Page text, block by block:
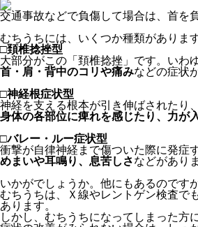
交通事故などで負傷して場合は、首を
むちうちには、いくつか種類があります
□頚椎捻挫型
大部分がこの「頚椎捻挫」です。いわゆ
首・肩・背中のコリや痛みなどの症状
□神経根症状型
神経を支える根本が引き伸ばされたり
身体の各部位に痺れを感じたり、力が
□バレー・ルー症状型
衝撃が自律神経まで傷ついた際に発症
めまいや耳鳴り、息苦しさなどがあり
いかがでしょうか。他にもあるのです
むちうちは、Ｘ線やレントゲン検査で
あります。
しかし、むちうちになってしまった方